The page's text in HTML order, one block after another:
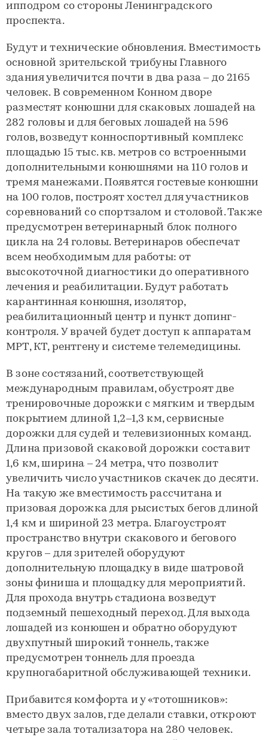
ипподром со стороны Ленинградского
проспекта.
Будут и технические обновления. Вместимость
основной зрительской трибуны Главного
здания увеличится почти в два раза – до 2165
человек. В современном Конном дворе
разместят конюшни для скаковых лошадей на
282 головы и для беговых лошадей на 596
голов, возведут конноспортивный комплекс
площадью 15 тыс. кв. метров со встроенными
дополнительными конюшнями на 110 голов и
тремя манежами. Появятся гостевые конюшни
на 100 голов, построят хостел для участников
соревнований со спортзалом и столовой. Также
предусмотрен ветеринарный блок полного
цикла на 24 головы. Ветеринаров обеспечат
всем необходимым для работы: от
высокоточной диагностики до оперативного
лечения и реабилитации. Будут работать
карантинная конюшня, изолятор,
реабилитационный центр и пункт допинг-
контроля. У врачей будет доступ к аппаратам
МРТ, КТ, рентгену и системе телемедицины.
В зоне состязаний, соответствующей
международным правилам, обустроят две
тренировочные дорожки с мягким и твердым
покрытием длиной 1,2–1,3 км, сервисные
дорожки для судей и телевизионных команд.
Длина призовой скаковой дорожки составит
1,6 км, ширина – 24 метра, что позволит
увеличить число участников скачек до десяти.
На такую же вместимость рассчитана и
призовая дорожка для рысистых бегов длиной
1,4 км и шириной 23 метра. Благоустроят
пространство внутри скакового и бегового
кругов – для зрителей оборудуют
дополнительную площадку в виде шатровой
зоны финиша и площадку для мероприятий.
Для прохода внутрь стадиона возведут
подземный пешеходный переход. Для выхода
лошадей из конюшен и обратно оборудуют
двухпутный широкий тоннель, также
предусмотрен тоннель для проезда
крупногабаритной обслуживающей техники.
Прибавится комфорта и у «тотошников»:
вместо двух залов, где делали ставки, откроют
четыре зала тотализатора на 280 человек.